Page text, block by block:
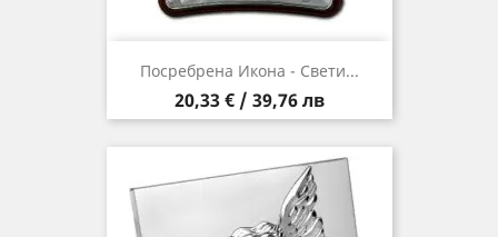
Посребрена Икона - Свети...
Цена
20,33 € / 39,76 лв